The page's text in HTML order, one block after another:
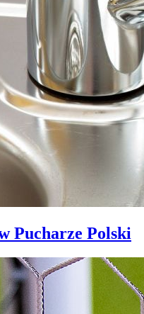
Pucharze Polski